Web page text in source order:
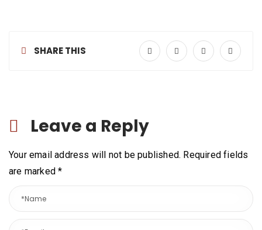
SHARE THIS
Leave a Reply
Your email address will not be published. Required fields
are marked*